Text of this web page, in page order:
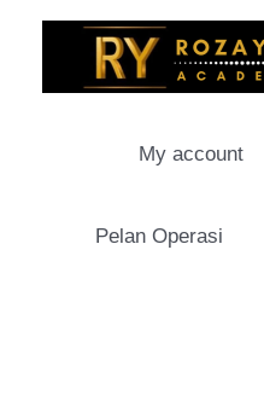
My account
Pelan Operasi